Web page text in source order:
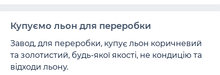
Купуємо льон для переробки
Завод, для переробки, купує льон коричневий
та золотистий, будь-якої якості, не кондицію та
відходи льону.